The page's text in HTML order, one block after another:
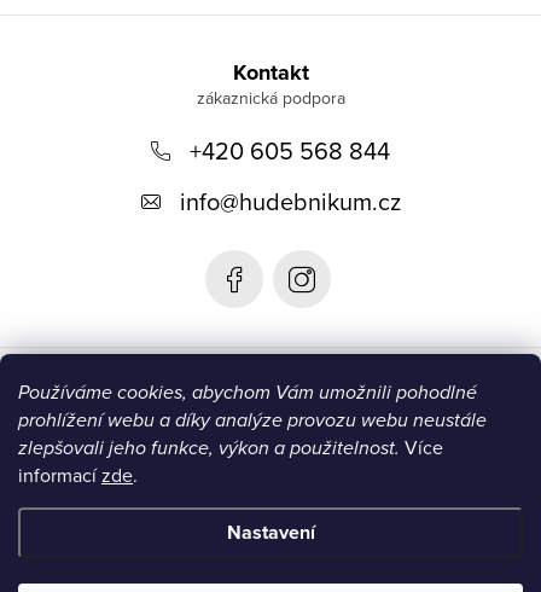
Používáme cookies, abychom Vám umožnili pohodlné
prohlížení webu a díky analýze provozu webu neustále
zlepšovali jeho funkce, výkon a použitelnost. Více
informacízde.
Nastavení
Kontakt
+420 605 568 844
info@hudebnikum.cz
Informace
Blog
Instagram